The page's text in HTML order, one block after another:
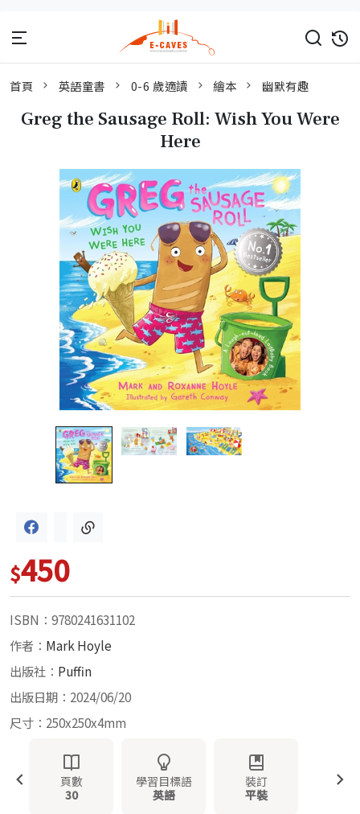
首頁 英語童書 0-6 歲適讀 繪本 幽默有趣
Greg the Sausage Roll: Wish You Were
Here
$450
ISBN：9780241631102
作者： Mark Hoyle
出版社： Puffin
出版日期：2024/06/20
尺寸：250x250x4mm
頁數
30
學習目標語
英語
裝訂
平裝